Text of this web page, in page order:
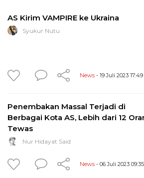
AS Kirim VAMPIRE ke Ukraina
Syukur Nutu
News - 19 Juli 2023 17:49
Penembakan Massal Terjadi di
Berbagai Kota AS, Lebih dari 12
Tewas
Nur Hidayat Said
News - 06 Juli 2023 09:35